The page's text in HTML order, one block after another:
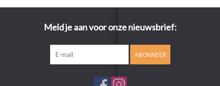
Meld je aan voor onze nieuwsbrief:
ABONNEER